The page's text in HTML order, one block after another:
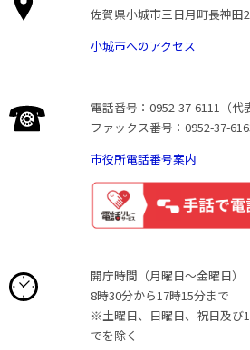
佐賀県小城市三日月町長神田
小城市へのアクセス
電話番号：0952-37-6111（代
ファックス番号：0952-37-
市役所電話番号案内
開庁時間（月曜日〜金曜日）
8時30分から17時15分まで
※土曜日、日曜日、祝日及び
でを除く